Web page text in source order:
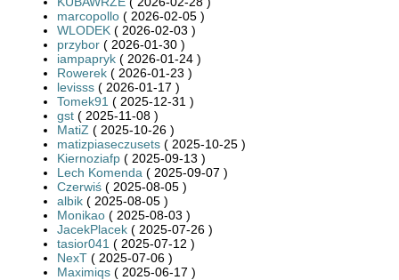
marcopollo ( 2026-02-05 )
WLODEK ( 2026-02-03 )
przybor ( 2026-01-30 )
iampapryk ( 2026-01-24 )
Rowerek ( 2026-01-23 )
levisss ( 2026-01-17 )
Tomek91 ( 2025-12-31 )
gst ( 2025-11-08 )
MatiZ ( 2025-10-26 )
matizpiaseczusets ( 2025-10-25 )
Kiernoziafp ( 2025-09-13 )
Lech Komenda ( 2025-09-07 )
Czerwiś ( 2025-08-05 )
albik ( 2025-08-05 )
Monikao ( 2025-08-03 )
JacekPlacek ( 2025-07-26 )
tasior041 ( 2025-07-12 )
NexT ( 2025-07-06 )
Maximiqs ( 2025-06-17 )